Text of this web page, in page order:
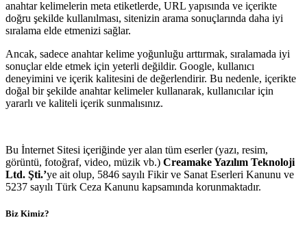
anahtar kelimelerin meta etiketlerde, URL yapısında ve içerikte
doğru şekilde kullanılması, sitenizin arama sonuçlarında daha iyi
sıralama elde etmenizi sağlar.
Ancak, sadece anahtar kelime yoğunluğu arttırmak, sıralamada iyi
sonuçlar elde etmek için yeterli değildir. Google, kullanıcı
deneyimini ve içerik kalitesini de değerlendirir. Bu nedenle, içerikte
doğal bir şekilde anahtar kelimeler kullanarak, kullanıcılar için
yararlı ve kaliteli içerik sunmalısınız.
Bu İnternet Sitesi içeriğinde yer alan tüm eserler (yazı, resim,
görüntü, fotoğraf, video, müzik vb.) Creamake Yazılım Teknoloji
Ltd. Şti.’ye ait olup, 5846 sayılı Fikir ve Sanat Eserleri Kanunu ve
5237 sayılı Türk Ceza Kanunu kapsamında korunmaktadır.
Biz Kimiz?